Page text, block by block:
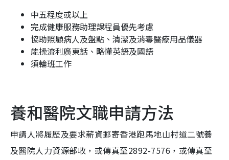
中五程度或以上
完成健康服務助理課程員優先考慮
協助照顧病人及盤點、清潔及消毒醫療用品儀器
能操流利廣東話、略懂英語及國語
須輪班工作
養和醫院文職申請方法
申請人將履歷及要求薪資郵寄香港跑馬地山村道二號養
及醫院人力資源部收，或傳真至2892-7576，或傳真至